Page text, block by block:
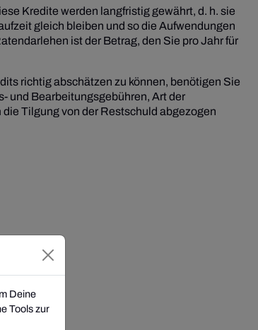
Kredite werden langfristig gewährt, d. h. sie
gleich bleiben und so die Aufwendungen
ist der Betrag, den Sie pro Jahr für
richtig abschätzen zu können, benötigen Sie
und Bearbeitungsgebühren, Art der
Tilgung von der Restschuld abgezogen
Deine
Tools zur